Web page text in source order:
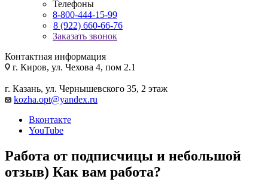
Телефоны
8-800-444-15-99
8 (922) 660-66-76
Заказать звонок
Контактная информация
г. Киров, ул. Чехова 4, пом 2.1
г. Казань, ул. Чернышевского 35, 2 этаж
kozha.opt@yandex.ru
Вконтакте
YouTube
Работа от подписчицы и небольшой
отзыв) Как вам работа?